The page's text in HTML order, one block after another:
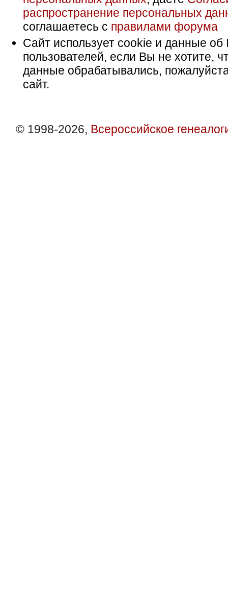
распространение персональных
соглашаетесь с правилами форума
Сайт использует cookie и данные об
пользователей, если Вы не хотите,
данные обрабатывались,
сайт.
© 1998-2026, Всероссийское